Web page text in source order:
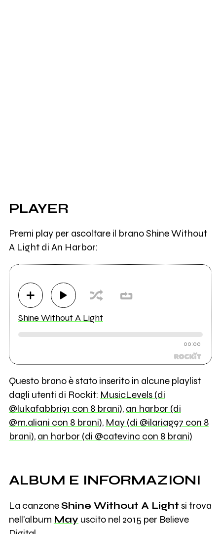
PLAYER
Premi play per ascoltare il brano Shine Without
A Light di An Harbor:
Shine Without A Light
00:00
Questo brano è stato inserito in alcune playlist
dagli utenti di Rockit: MusicLevels (di
@lukafabbri91 con 8 brani), an harbor (di
@m.aliani con 8 brani), May (di @ilariag97 con 8
brani), an harbor (di @catevinc con 8 brani)
ALBUM E INFORMAZIONI
La canzoneShine Without A Light si trova
nell'album Mayuscito nel 2015 per Believe